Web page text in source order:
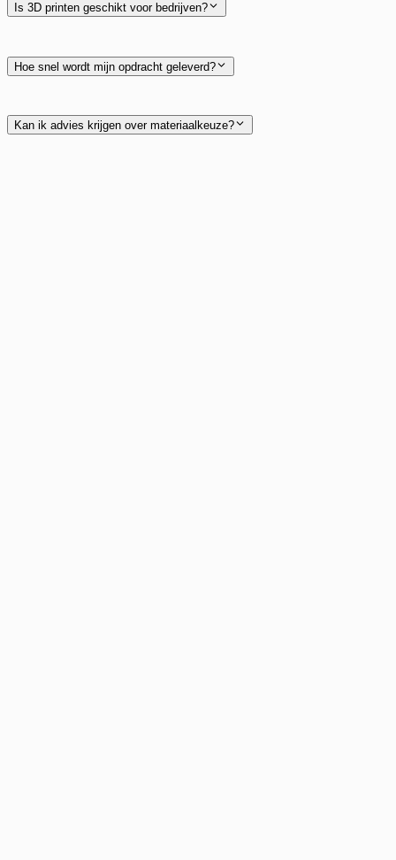
Is 3D printen geschikt voor bedrijven?
Hoe snel wordt mijn opdracht geleverd?
Kan ik advies krijgen over materiaalkeuze?